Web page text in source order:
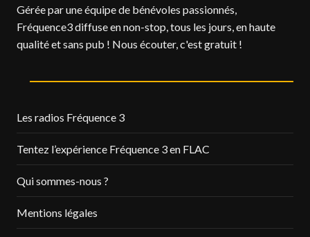
Gérée par une équipe de bénévoles passionnés,
Fréquence3 diffuse en non-stop, tous les jours, en haute
qualité et sans pub ! Nous écouter, c'est gratuit !
Les radios Fréquence 3
Tentez l’expérience Fréquence 3 en FLAC
Qui sommes-nous ?
Mentions légales